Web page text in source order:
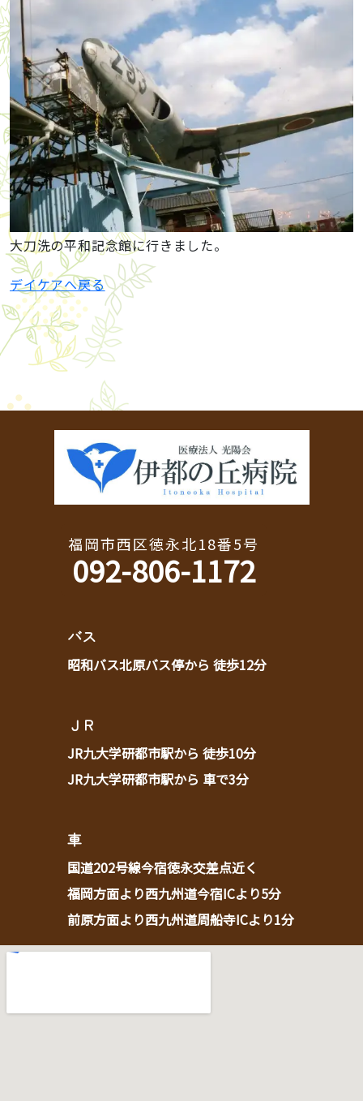
大刀洗の平和記念館に行きました。
デイケアへ戻る
福岡市西区徳永北18番5号
092-806-1172
バス
昭和バス北原バス停から 徒歩12分
ＪＲ
JR九大学研都市駅から 徒歩10分
JR九大学研都市駅から 車で3分
車
国道202号線今宿徳永交差点近く
福岡方面より西九州道今宿ICより5分
前原方面より西九州道周船寺ICより1分